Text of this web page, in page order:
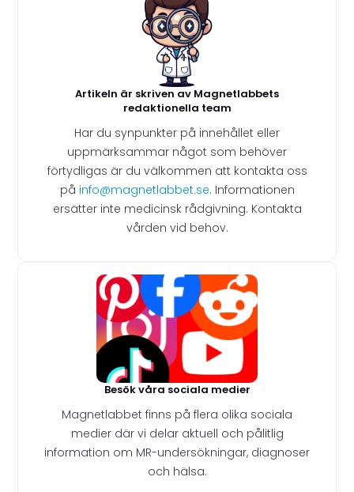
Artikeln är skriven av Magnetlabbets
redaktionella team
Har du synpunkter på innehållet eller
uppmärksammar något som behöver
förtydligas är du välkommen att kontakta oss
på info@magnetlabbet.se. Informationen
ersätter inte medicinsk rådgivning. Kontakta
vården vid behov.
Besök våra sociala medier
Magnetlabbet finns på flera olika sociala
medier där vi delar aktuell och pålitlig
information om MR-undersökningar, diagnoser
och hälsa.